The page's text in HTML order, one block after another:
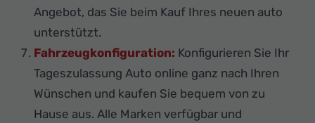
Angebot, das Sie beim Kauf Ihres neuen auto
unterstützt.
Fahrzeugkonfiguration: Konfigurieren Sie Ihr
Tageszulassung Auto online ganz nach Ihren
Wünschen und kaufen Sie bequem von zu
Hause aus. Alle Marken verfügbar und